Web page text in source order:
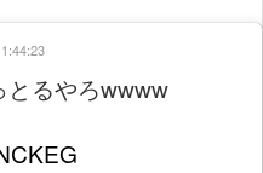
とるやろwwww